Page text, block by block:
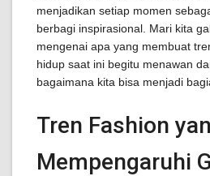
menjadikan setiap momen
berbagi inspirasional. Mari kita
mengenai apa yang membuat
hidup saat ini begitu menawan
bagaimana kita bisa menjadi
Tren Fashion
Mempengaruhi